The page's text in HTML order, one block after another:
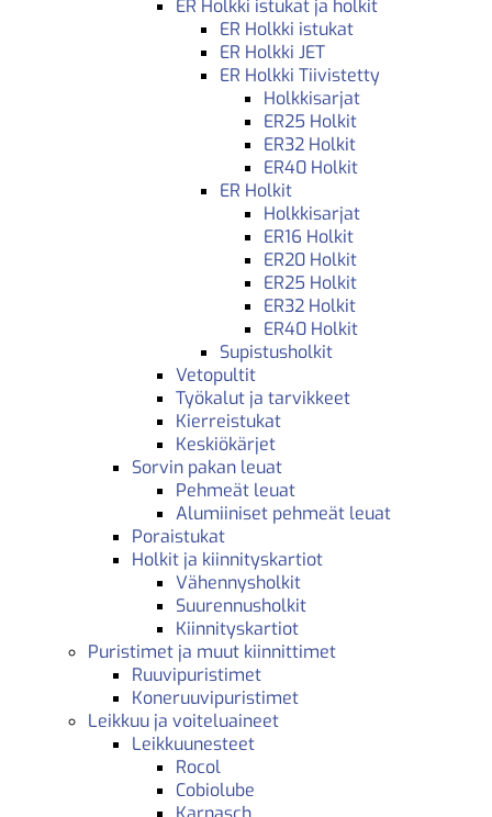
ER Holkki istukat ja holkit
ER Holkki istukat
ER Holkki JET
ER Holkki Tiivistetty
Holkkisarjat
ER25 Holkit
ER32 Holkit
ER40 Holkit
ER Holkit
Holkkisarjat
ER16 Holkit
ER20 Holkit
ER25 Holkit
ER32 Holkit
ER40 Holkit
Supistusholkit
Vetopultit
Työkalut ja tarvikkeet
Kierreistukat
Keskiökärjet
Sorvin pakan leuat
Pehmeät leuat
Alumiiniset pehmeät leuat
Poraistukat
Holkit ja kiinnityskartiot
Vähennysholkit
Suurennusholkit
Kiinnityskartiot
Puristimet ja muut kiinnittimet
Ruuvipuristimet
Koneruuvipuristimet
Leikkuu ja voiteluaineet
Leikkuunesteet
Rocol
Cobiolube